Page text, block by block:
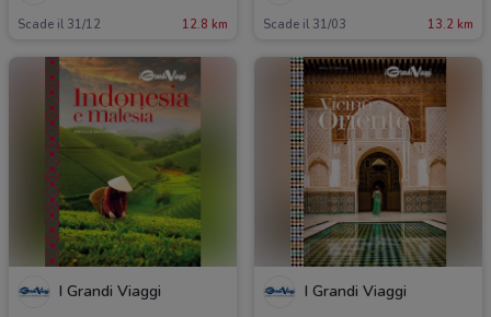
Scade il 31/12 12.8 km Scade il 31/03 13.2 km
I Grandi Viaggi I Grandi Viaggi